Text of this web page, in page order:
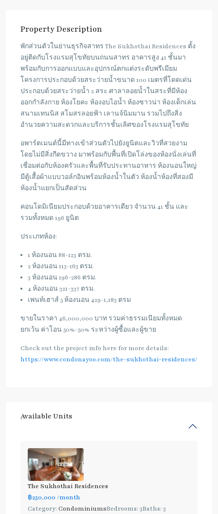
Property Description
พักส่วนตัวในย่านธุรกิจสาทร The Sukhothai Residences ตั้ง
อยู่ติดกับโรงแรมสุโขทัยบนถนนสาทร อาคารสูง 41 ชั้นมา
พร้อมกับการออกแบบและอุปกรณ์ตกแต่งระดับพรีเมียม
โครงการประกอบด้วยสระว่ายน้ำขนาด 100 เมตรที่โดดเด่น
ประกอบด้วยสระว่ายน้ำ 2 สระ ศาลาลอยน้ำในสระที่มีห้อง
ออกกำลังกาย ห้องโยคะ ห้องอบไอน้ำ ห้องซาวน่า ห้องเด็กเล่น
สนามเทนนิส สโมสรลอยฟ้า เลานจ์นิมมาน รวมไปถึงสิ่ง
อำนวยความสะดวกและบริการชั้นเลิศของโรงแรมสุโขทัย
อพาร์ตเมนต์นี้มีทางเข้าส่วนตัวไปยังยูนิตและวิวที่สวยงาม
โดยไม่มีสิ่งกีดขวาง มาพร้อมกับพื้นที่เปิดโล่งของห้องนั่งเล่นที่
เชื่อมต่อกับห้องครัวและพื้นที่รับประทานอาหาร ห้องนอนใหญ่
มีตู้เสื้อผ้าแบบวอล์กอินพร้อมห้องน้ำในตัว ห้องน้ำห้องที่สองมี
ห้องน้ำแยกเป็นสัดส่วน
คอนโดมิเนียมประกอบด้วยอาคารเดียว จำนวน 41 ชั้น และ
รวมทั้งหมด 196 ยูนิต
ประเภทห้อง:
1 ห้องนอน 88-123 ตรม.
2 ห้องนอน 113-163 ตรม.
3 ห้องนอน 196-286 ตรม.
4 ห้องนอน 321-337 ตรม.
เพนท์เฮาส์ 5 ห้องนอน 429-1,183 ตรม
ขายในราคา 46,000,000 บาท รวมค่าธรรมเนียมทั้งหมด
ยกเว้น ค่าโอน 50%-50% ระหว่างผู้ซื้อและผู้ขาย
Check out the project info here for more details:
https://www.condonayoo.com/the-sukhothai-residences/
Available Units
The Sukhothai Residences
฿250,000 /month
Category: CondominiumsBedrooms: 3Baths: 3